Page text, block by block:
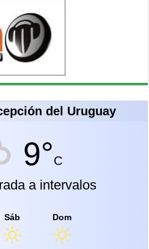
del Uruguay
9°C
a intervalos
Sáb Dom